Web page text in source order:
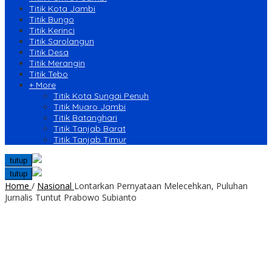
Titik Kota Jambi
Titik Bungo
Titik Kerinci
Titik Sarolangun
Titik Desa
Titik Merangin
Titik Tebo
+ More
Titik Kota Sungai Penuh
Titik Muaro Jambi
Titik Batanghari
Titik Tanjab Barat
Titik Tanjab Timur
tutup
tutup
Home / Nasional Lontarkan Pernyataan Melecehkan, Puluhan
Jurnalis Tuntut Prabowo Subianto